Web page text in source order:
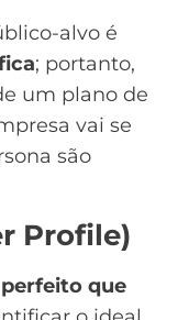
alvo é
; portanto,
um plano de
vai se
são
Profile)
que